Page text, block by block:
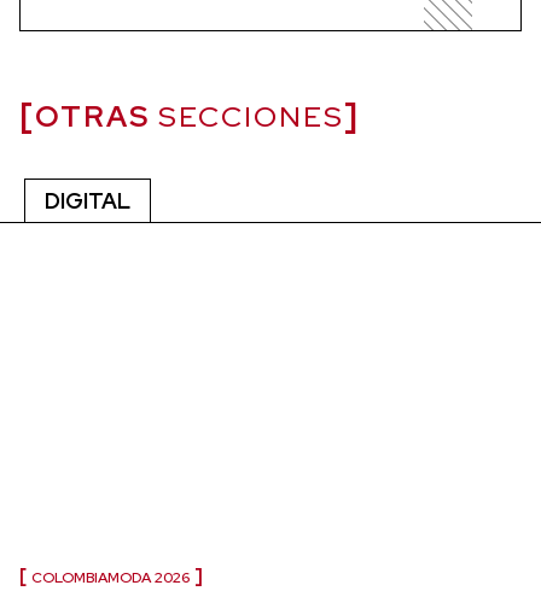
OTRAS SECCIONES
DIGITAL
COLOMBIAMODA 2026